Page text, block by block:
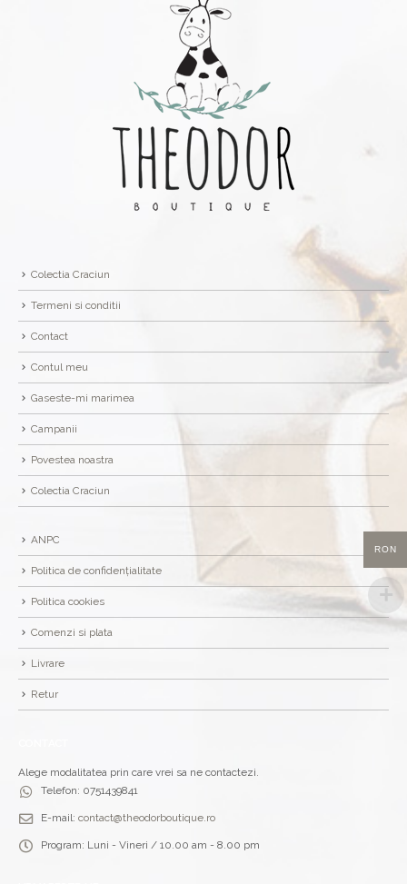
Colectia Craciun
Termeni si conditii
Contact
Contul meu
Gaseste-mi marimea
Campanii
Povestea noastra
Colectia Craciun
ANPC
Politica de confidențialitate
Politica cookies
Comenzi si plata
Livrare
Retur
Alege modalitatea prin care vrei sa ne contactezi.
Telefon: 0751439841
E-mail: contact@theodorboutique.ro
Program: Luni - Vineri / 10.00 am - 8.00 pm
RON